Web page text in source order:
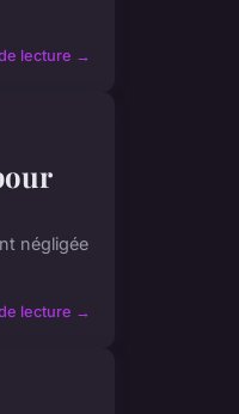
lecture →
négligée
lecture →